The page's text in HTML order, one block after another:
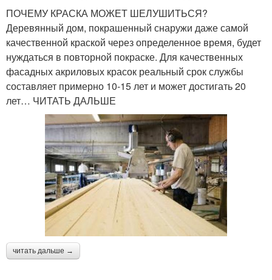
ПОЧЕМУ КРАСКА МОЖЕТ ШЕЛУШИТЬСЯ?
Деревянный дом, покрашенный снаружи даже самой
качественной краской через определенное время, будет
нуждаться в повторной покраске. Для качественных
фасадных акриловых красок реальный срок службы
составляет примерно 10-15 лет и может достигать 20
лет… ЧИТАТЬ ДАЛЬШЕ
читать дальше →